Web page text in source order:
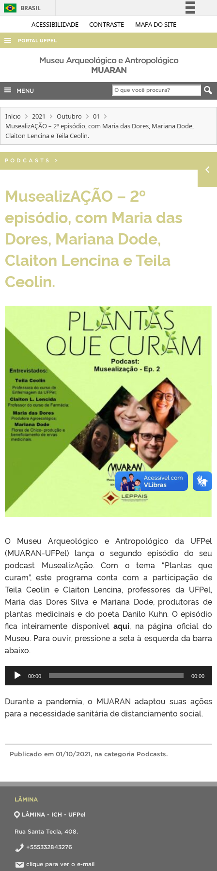
ACESSIBILIDADE CONTRASTE MAPA DO SITE
BRASIL
Simplifique!
Acesso à informação
Legislação
Canais
PORTAL UFPEL
ACESSO À INFORMAÇÃO
COBALTO
CONCURSOS
EDITAIS
INTERNACIONAL
Museu Arqueológico e Antropológico
MUARAN
MENU
Início 2021 Outubro
01
MusealizAÇÃO – 2º episódio, com Maria das Dores, Mariana Dode,
Claiton Lencina e Teila Ceolin.
PODCASTS >
MusealizAÇÃO – 2º
episódio, com Maria das
Dores, Mariana Dode,
Claiton Lencina e Teila
Ceolin.
O Museu Arqueológico e Antropológico da UFPel
(MUARAN-UFPel) lança o segundo episódio do seu
podcast MusealizAção. Com o tema “Plantas que
curam”, este programa conta com a participação de
Teila Ceolin e Claiton Lencina, professores da UFPel,
Maria das Dores Silva e Mariana Dode, produtoras de
plantas medicinais e do poeta Danilo Kuhn. O episódio
fica inteiramente disponívelaqui, na página oficial do
Museu. Para ouvir, pressione a seta à esquerda da barra
abaixo.
a
d
d
d
00:00 00:00
Durante a pandemia, o MUARAN adaptou suas ações
para a necessidade sanitária de distanciamento social.
Publicado em 01/10/2021, na categoria Podcasts.
LÂMINA
LÂMINA - ICH - UFPel
Rua Santa Tecla, 408.
+555332843276
clique para ver o e-mail